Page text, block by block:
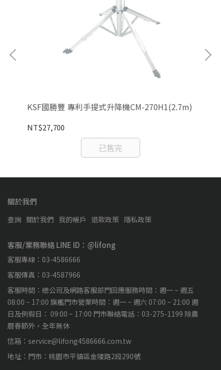
KSF國勝豐 專利手提式升降機CM-270H1(2.7m)
NT$27,700
已售完
關於我們
查詢 關於我們 我的帳戶 退款政策 隱私政策
客服/業務聯絡 LINE ID：@lifong
客服專線：03-4586666
客服傳真：03-4587966
客服時間：總公司及網路客服部門回應服務時間：週一 ~ 週五
08:00 ~ 17:00 旗艦門市營業時間：週一 ~ 週六 07:00 ~ 21:00 週
日及例假日： 09:00 ~ 17:00 門市聯絡電話：03-275-1199 除農
曆春節外，全年無休
信箱：service@lifong4586666.com.tw
地址：門市：桃園市平鎮區金陵路2段290號